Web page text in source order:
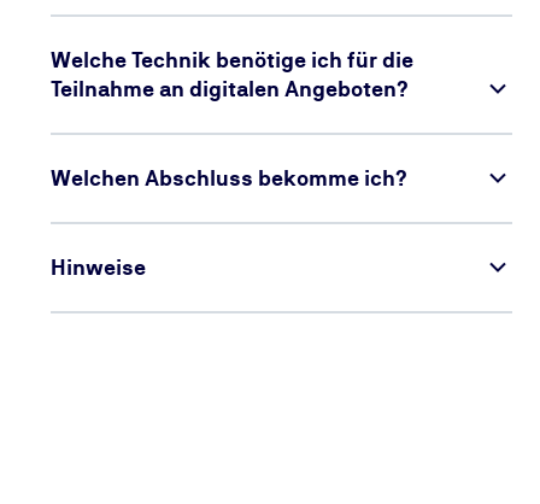
Welche Technik benötige ich für die
Teilnahme an digitalen Angeboten?
Welchen Abschluss bekomme ich?
Hinweise